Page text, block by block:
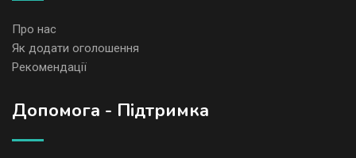
Про нас
Як додати оголошення
Рекомендації
Допомога - Підтримка